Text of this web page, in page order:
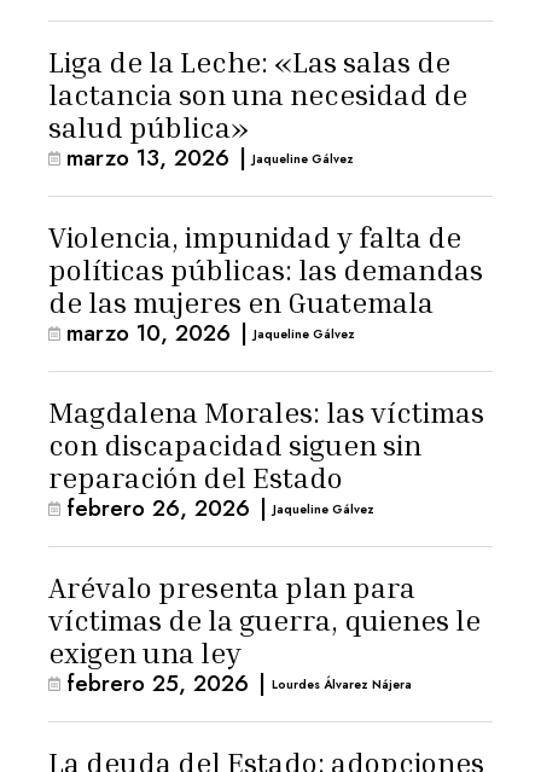
Liga de la Leche: «Las salas de
lactancia son una necesidad de
salud pública»
marzo 13, 2026 | Jaqueline Gálvez
Violencia, impunidad y falta de
políticas públicas: las demandas
de las mujeres en Guatemala
marzo 10, 2026 | Jaqueline Gálvez
Magdalena Morales: las víctimas
con discapacidad siguen sin
reparación del Estado
febrero 26, 2026 | Jaqueline Gálvez
Arévalo presenta plan para
víctimas de la guerra, quienes le
exigen una ley
febrero 25, 2026 | Lourdes Álvarez Nájera
La deuda del Estado: adopciones